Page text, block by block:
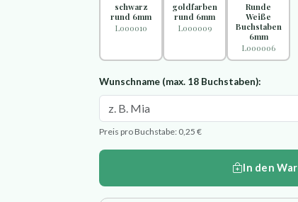
schwarz
rund 6mm
L000010
goldfarben
rund 6mm
L000009
Runde
Weiße
Buchstaben
6mm
L000006
Wunschname (max. 18 Buchstaben):
Preis pro Buchstabe: 0,25 €
In den